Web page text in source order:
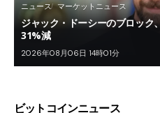
ニュース マーケットニュース
ジャック・ドーシーのブロック
31%減
2026年08月06日 14時01分
ビットコインニュース